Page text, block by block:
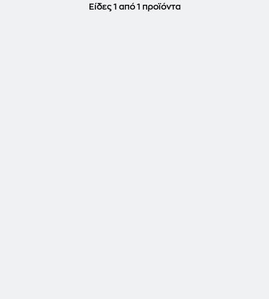
Είδες 1 από 1 προϊόντα